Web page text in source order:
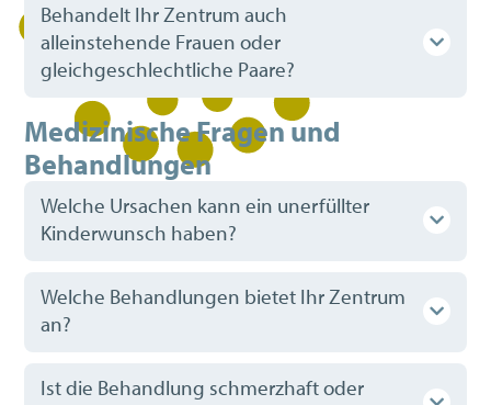
Behandelt Ihr Zentrum auch
alleinstehende Frauen oder
gleichgeschlechtliche Paare?
Medizinische Fragen und
Behandlungen
Welche Ursachen kann ein unerfüllter
Kinderwunsch haben?
Welche Behandlungen bietet Ihr Zentrum
an?
Ist die Behandlung schmerzhaft oder